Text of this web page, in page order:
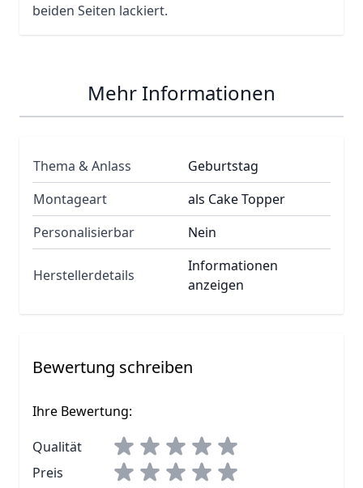
beiden Seiten lackiert.
Mehr Informationen
Thema & Anlass
Geburtstag
Montageart
als Cake Topper
Personalisierbar
Nein
Herstellerdetails
Informationen
anzeigen
Bewertung schreiben
Ihre Bewertung:
Qualität
Preis